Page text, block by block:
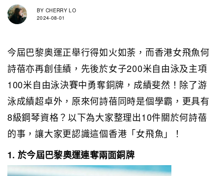
BY CHERRY LO
2024-08-01
今屆巴黎奧運正舉行得如火如荼，而香港女飛魚何
詩蓓亦再創佳績，先後於女子200米自由泳及主項
100米自由泳決賽中勇奪銅牌，成績斐然！除了游
泳成績超卓外，原來何詩蓓同時是個學霸，更具有
8級鋼琴資格？以下為大家整理出10件關於何詩蓓
的事，讓大家更認識這個香港「女飛魚」！
1. 於今屆巴黎奧運連奪兩面銅牌